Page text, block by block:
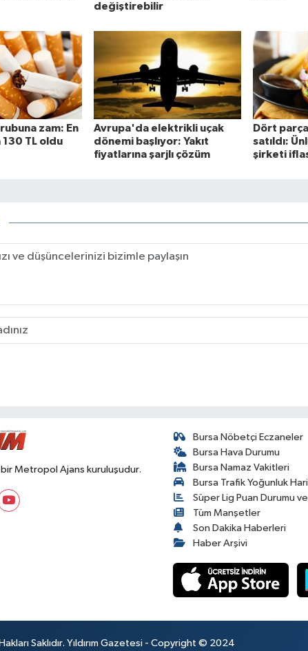
değiştirebilir
zam: En
130 TL oldu
Avrupa'da elektrikli uçak
dönemi başlıyor: Yakıt
fiyatlarına şarjlı çözüm
Dört
satıldı:
şirketi
bir Metropol Ajans kuruluşudur.
Bursa Nöbetçi Eczaneler
Bursa Hava Durumu
Bursa Namaz Vakitleri
Bursa Trafik Yoğunluk
Süper Lig Puan Durumu
Tüm Manşetler
Son Dakika Haberleri
Haber Arşivi
Saklıdır. Yıldırım Gazetesi - Copyright © 2024